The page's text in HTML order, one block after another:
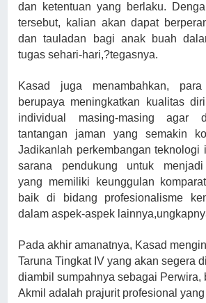
dan ketentuan yang berlaku.
tersebut, kalian akan dapat
dan tauladan bagi anak buah
tugas sehari-hari,?tegasnya.
Kasad juga menambahkan,
berupaya meningkatkan kualitas
individual masing-masing agar
tantangan jaman yang semakin
Jadikanlah perkembangan teknologi
sarana pendukung untuk menjadi
yang memiliki keunggulan
baik di bidang profesionalisme
dalam aspek-aspek lainnya,
Pada akhir amanatnya, Kasad
Taruna Tingkat IV yang akan segera
diambil sumpahnya sebagai Perwira,
Akmil adalah prajurit profesional